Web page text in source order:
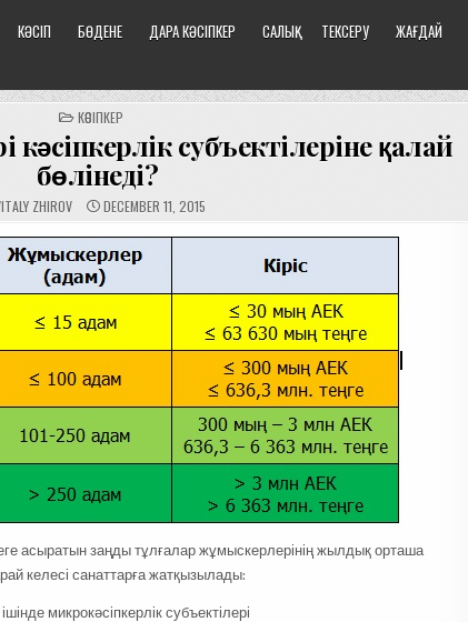
КӘСІП БӨДЕНЕ ДАРА КӘСІПКЕР САЛЫҚ ТЕКСЕРУ ЖАҒДАЙ
POSTED
IN
КӘСІПКЕР
субъектілеріне қалай
бөлінеді?
ZHIROV DECEMBER 11, 2015
асыратын заңды тұлғалар жұмыскерлерінің жылдық орташа
келесі санаттарға жатқызылады:
микрокәсіпкерлік субъектілері